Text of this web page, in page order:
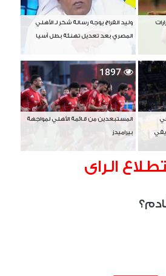
وليد الفراج يوجه رسالة شكر لـ الأهلي
المصري بعد تعديل تهنئة بطل آسيا
1897
المستبعدين من قائمة الأهلي لمواجهة
بيراميدز
الراى